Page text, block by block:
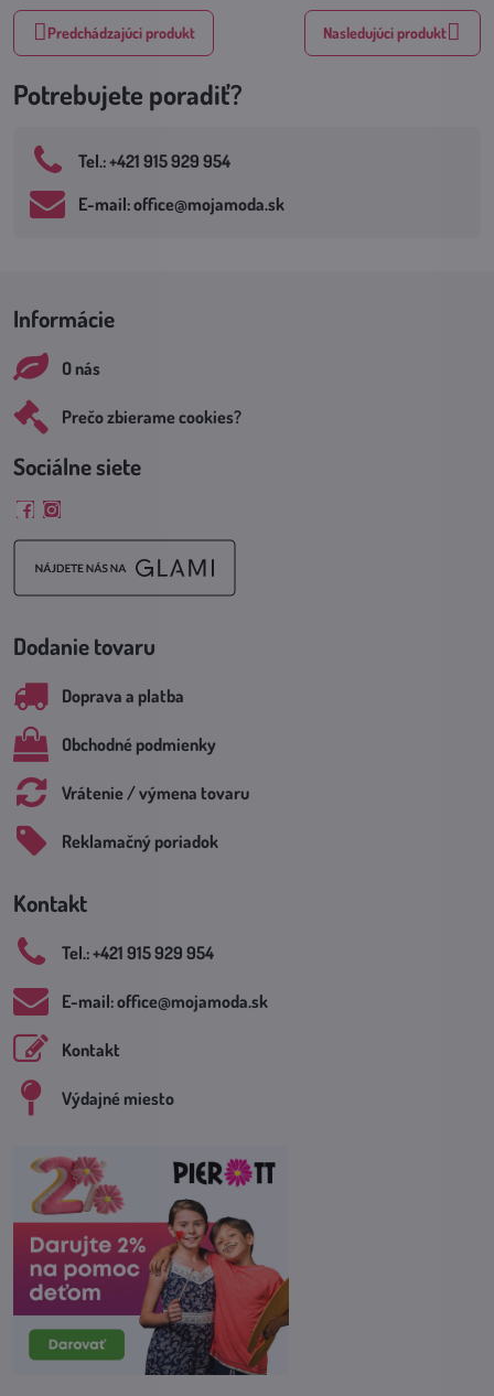
Predchádzajúci produkt Nasledujúci produkt
Potrebujete poradiť?
Tel​.: +421 915 929 954
E-mail: office​@mojamoda​.sk
Informácie
O nás
Prečo zbierame cookies?
Sociálne siete
FacebookInstagram
Dodanie tovaru
Doprava a platba
Obchodné podmienky
Vrátenie / výmena tovaru
Reklamačný poriadok
Kontakt
Tel​.: +421 915 929 954
E-mail: office​@mojamoda​.sk
Kontakt
Výdajné miesto